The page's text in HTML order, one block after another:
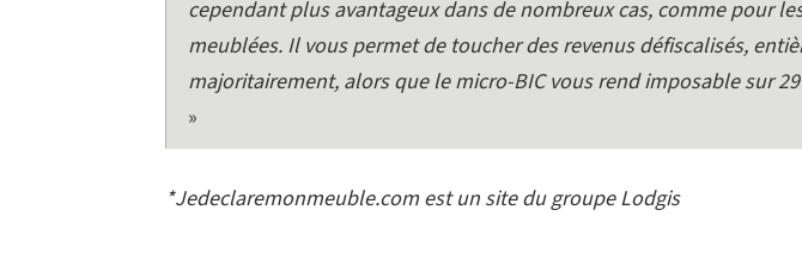
cependant plus avantageux dans de nombreux cas, comme pour
meublées. Il vous permet de toucher des revenus défiscalisés,
majoritairement, alors que le micro-BIC vous rend imposable sur
»
*Jedeclaremonmeuble.com est un site du groupe Lodgis